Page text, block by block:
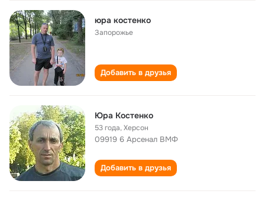
юра костенко
Запорожье
Добавить в друзья
Юра Костенко
53 года,Херсон
09919 6 Арсенал ВМФ
Добавить в друзья